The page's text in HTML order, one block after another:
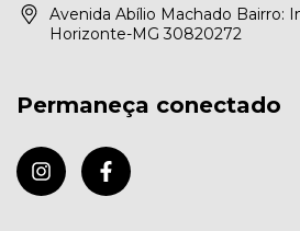
Avenida Abílio Machado Bairro:
Horizonte-MG 30820272
Permaneça conectado